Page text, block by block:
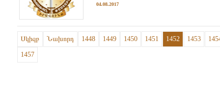
04.08.2017
Սկիզբ Նախորդ 1448 1449 1450 1451 1452 1453
1457